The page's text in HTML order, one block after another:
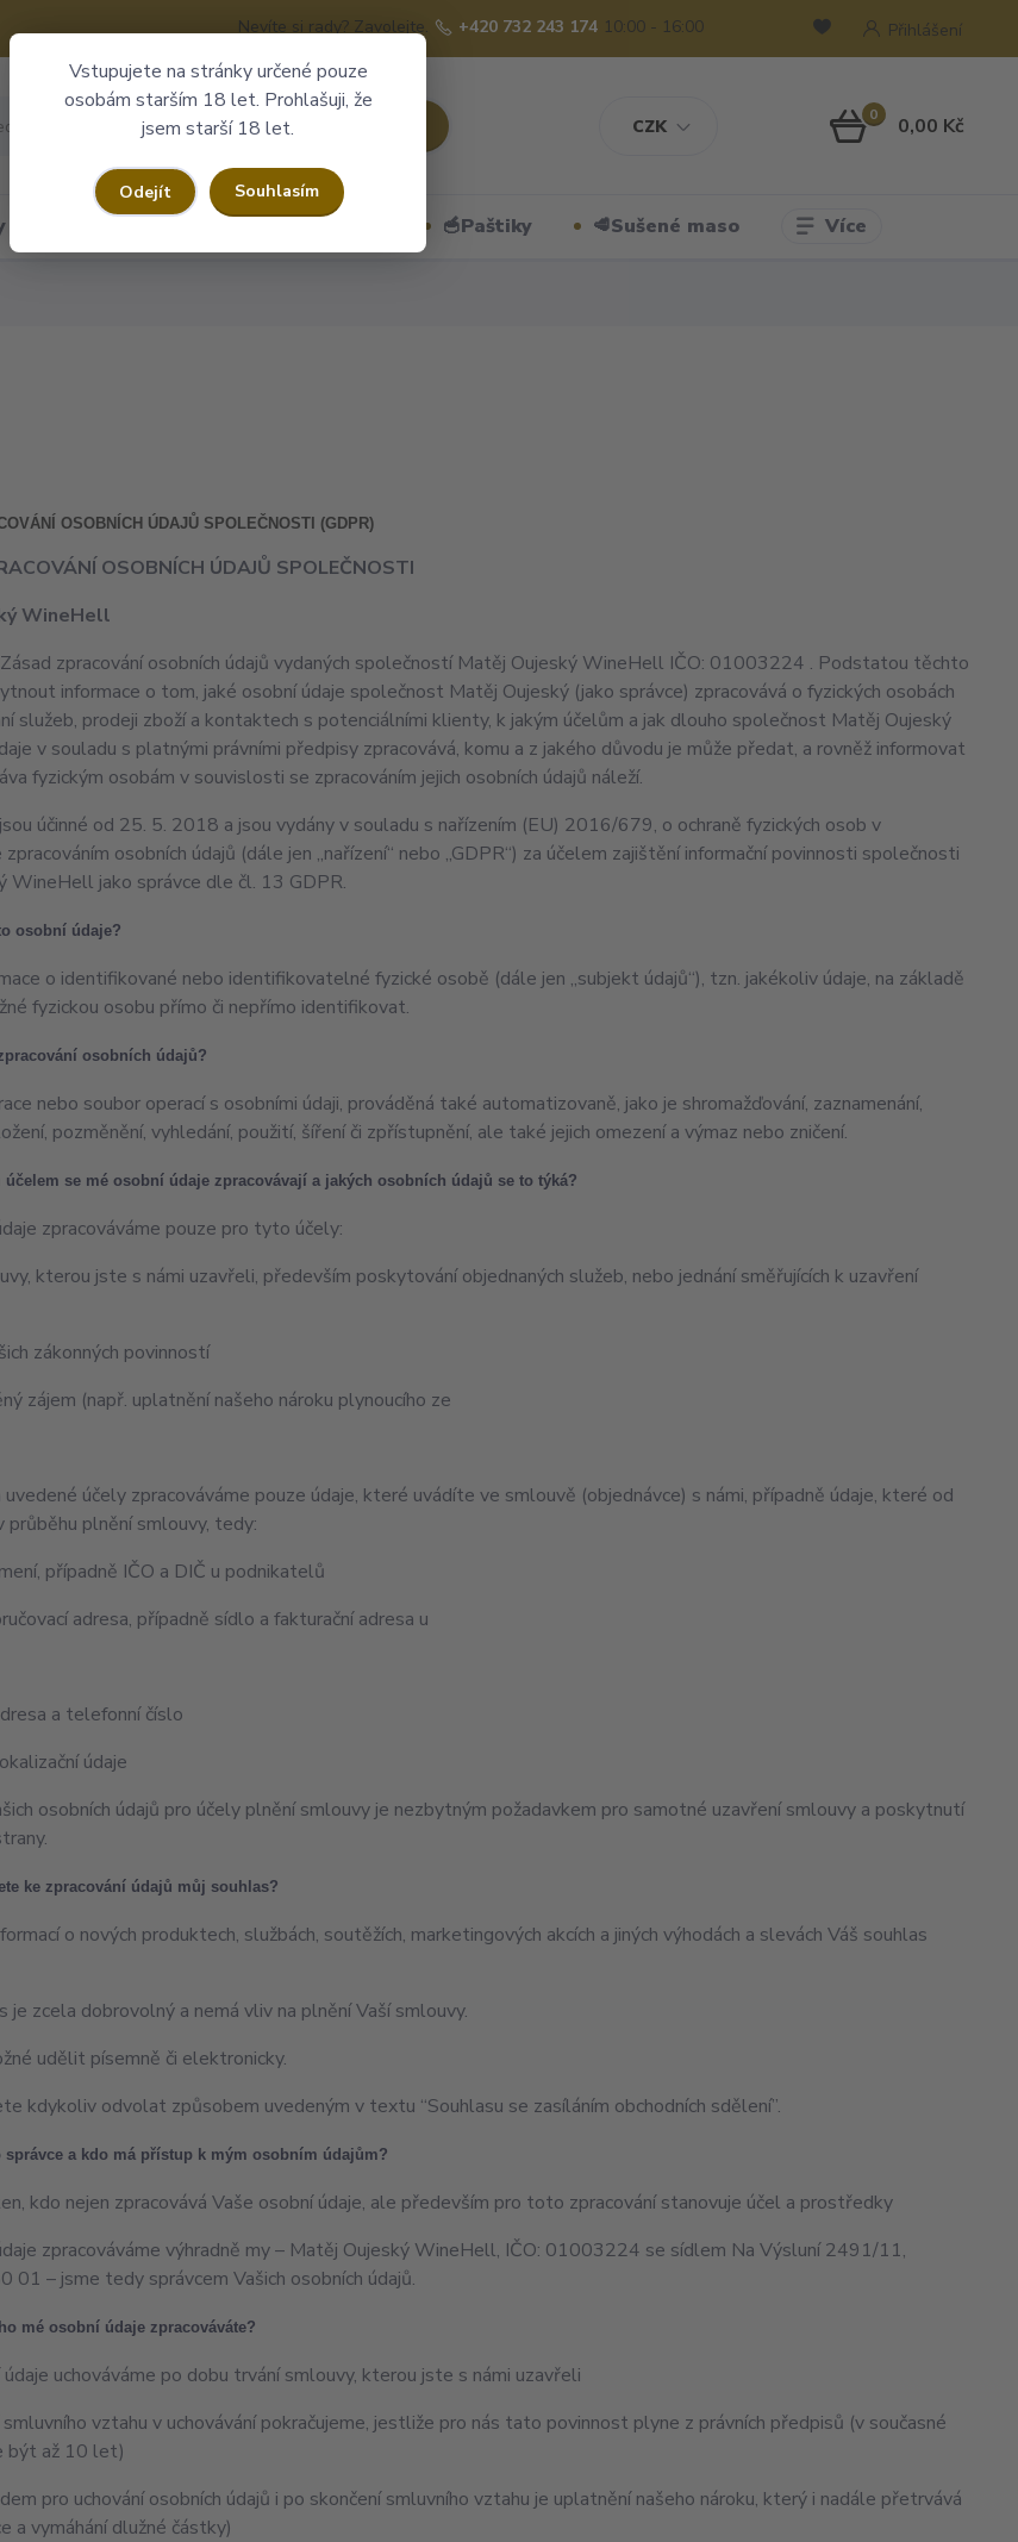
Vstupujete na stránky určené pouze
osobám starším 18 let. Prohlašuji, že
jsem starší 18 let.
Odejít Souhlasím
CZK
Přihlášení
Nevíte si rady? Zavolejte. +420 732 243 174 10:00 - 16:00
0 0,00 Kč
🥣Paštiky 🥩Sušené maso Více
OSOBNÍCH ÚDAJŮ SPOLEČNOSTI (GDPR)
OSOBNÍCH ÚDAJŮ SPOLEČNOSTI
WineHell
zpracování osobních údajů vydaných společností Matěj Oujeský WineHell IČO: 01003224 . Podstatou těchto
informace o tom, jaké osobní údaje společnost Matěj Oujeský (jako správce) zpracovává o fyzických osobách
služeb, prodeji zboží a kontaktech s potenciálními klienty, k jakým účelům a jak dlouho společnost Matěj Oujeský
v souladu s platnými právními předpisy zpracovává, komu a z jakého důvodu je může předat, a rovněž informovat
fyzickým osobám v souvislosti se zpracováním jejich osobních údajů náleží.
účinné od 25. 5. 2018 a jsou vydány v souladu s nařízením (EU) 2016/679, o ochraně fyzických osob v
osobních údajů (dále jen „nařízení“ nebo „GDPR“) za účelem zajištění informační povinnosti společnosti
WineHell jako správce dle čl. 13 GDPR.
osobní údaje?
o identifikované nebo identifikovatelné fyzické osobě (dále jen „subjekt údajů“), tzn. jakékoliv údaje, na základě
fyzickou osobu přímo či nepřímo identifikovat.
osobních údajů?
nebo soubor operací s osobními údaji, prováděná také automatizovaně, jako je shromažďování, zaznamenání,
pozměnění, vyhledání, použití, šíření či zpřístupnění, ale také jejich omezení a výmaz nebo zničení.
účelem se mé osobní údaje zpracovávají a jakých osobních údajů se to týká?
zpracováváme pouze pro tyto účely:
kterou jste s námi uzavřeli, především poskytování objednaných služeb, nebo jednání směřujících k uzavření
zákonných povinností
zájem (např. uplatnění našeho nároku plynoucího ze
uvedené účely zpracováváme pouze údaje, které uvádíte ve smlouvě (objednávce) s námi, případně údaje, které od
průběhu plnění smlouvy, tedy:
případně IČO a DIČ u podnikatelů
adresa, případně sídlo a fakturační adresa u
a telefonní číslo
údaje
osobních údajů pro účely plnění smlouvy je nezbytným požadavkem pro samotné uzavření smlouvy a poskytnutí
ke zpracování údajů můj souhlas?
o nových produktech, službách, soutěžích, marketingových akcích a jiných výhodách a slevách Váš souhlas
je zcela dobrovolný a nemá vliv na plnění Vaší smlouvy.
udělit písemně či elektronicky.
kdykoliv odvolat způsobem uvedeným v textu “Souhlasu se zasíláním obchodních sdělení”.
správce a kdo má přístup k mým osobním údajům?
kdo nejen zpracovává Vaše osobní údaje, ale především pro toto zpracování stanovuje účel a prostředky
zpracováváme výhradně my – Matěj Oujeský WineHell, IČO: 01003224 se sídlem Na Výsluní 2491/11,
01 – jsme tedy správcem Vašich osobních údajů.
mé osobní údaje zpracováváte?
údaje uchováváme po dobu trvání smlouvy, kterou jste s námi uzavřeli
smluvního vztahu v uchovávání pokračujeme, jestliže pro nás tato povinnost plyne z právních předpisů (v současné
být až 10 let)
pro uchování osobních údajů i po skončení smluvního vztahu je uplatnění našeho nároku, který i nadále přetrvává
a vymáhání dlužné částky)